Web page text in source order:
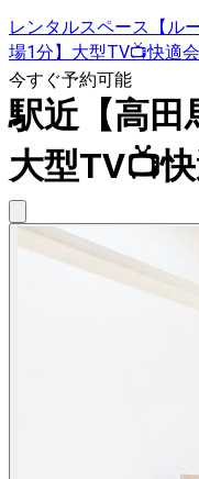
レンタルスペース【ル
場1分】大型TV📺快適
今すぐ予約可能
駅近【高田
大型TV📺